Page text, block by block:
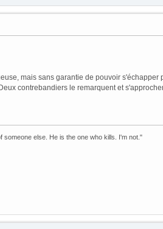
mais sans garantie de pouvoir s'échapper
contrebandiers le remarquent et
someone else. He is the one who kills. I'm not."